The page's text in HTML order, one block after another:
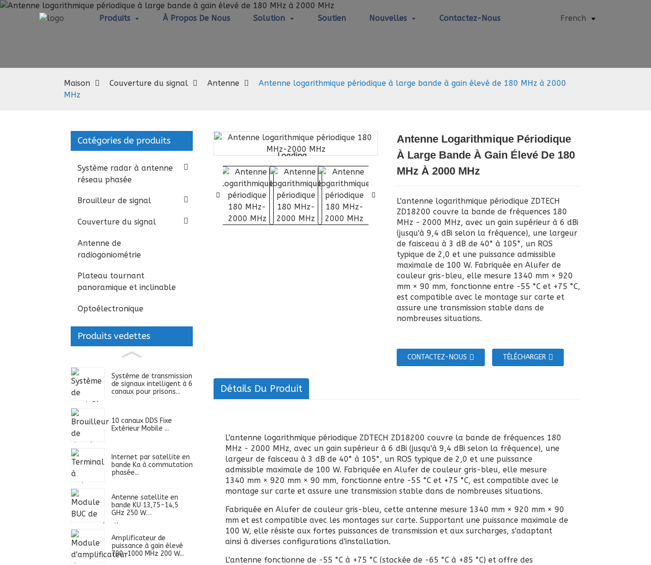
Produits À Propos De Nous Solution Soutien Nouvelles Contactez-Nous French
Maison Couverture du signal Antenne
Antenne logarithmique périodique à large bande à gain élevé de 180 MHz à 2000
MHz
Catégories de produits
Système radar à antenne
réseau phasée
Brouilleur de signal
Couverture du signal
Antenne de
radiogoniométrie
Plateau tournant
panoramique et inclinable
Optoélectronique
Produits vedettes
Système de transmission
de signaux intelligent à 6
canaux pour prisons...
10 canaux DDS Fixe
Extérieur Mobile ...
Internet par satellite en
bande Ka à commutation
phasée...
Antenne satellite en
bande KU 13,75-14,5
GHz 250 W…
Amplificateur de
puissance à gain élevé
700-1000 MHz 200 W...
Loading...
Loading... Loading...
Loading...
Antenne Logarithmique Périodique
À Large Bande À Gain Élevé De 180
MHz À 2000 MHz
L'antenne logarithmique périodique ZDTECH
ZD18200 couvre la bande de fréquences 180
MHz - 2000 MHz, avec un gain supérieur à 6 dBi
(jusqu'à 9,4 dBi selon la fréquence), une largeur
de faisceau à 3 dB de 40° à 105°, un ROS
typique de 2,0 et une puissance admissible
maximale de 100 W. Fabriquée en Alufer de
couleur gris-bleu, elle mesure 1340 mm × 920
mm × 90 mm, fonctionne entre -55 °C et +75 °C,
est compatible avec le montage sur carte et
assure une transmission stable dans de
nombreuses situations.
CONTACTEZ-NOUS TÉLÉCHARGER
Détails Du Produit
L'antenne logarithmique périodique ZDTECH ZD18200 couvre la bande de fréquences 180
MHz - 2000 MHz, avec un gain supérieur à 6 dBi (jusqu'à 9,4 dBi selon la fréquence), une
largeur de faisceau à 3 dB de 40° à 105°, un ROS typique de 2,0 et une puissance
admissible maximale de 100 W. Fabriquée en Alufer de couleur gris-bleu, elle mesure
1340 mm × 920 mm × 90 mm, fonctionne entre -55 °C et +75 °C, est compatible avec le
montage sur carte et assure une transmission stable dans de nombreuses situations.
Fabriquée en Alufer de couleur gris-bleu, cette antenne mesure 1340 mm × 920 mm × 90
mm et est compatible avec les montages sur carte. Supportant une puissance maximale de
100 W, elle résiste aux fortes puissances de transmission et aux surcharges, s'adaptant
ainsi à diverses configurations d'installation.
L'antenne fonctionne de -55 °C à +75 °C (stockée de -65 °C à +85 °C) et offre des